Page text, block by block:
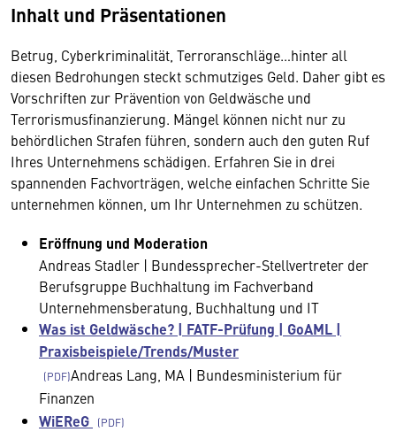
Inhalt und Präsentationen
Betrug, Cyberkriminalität, Terroranschläge…hinter all
diesen Bedrohungen steckt schmutziges Geld. Daher gibt es
Vorschriften zur Prävention von Geldwäsche und
Terrorismusfinanzierung. Mängel können nicht nur zu
behördlichen Strafen führen, sondern auch den guten Ruf
Ihres Unternehmens schädigen. Erfahren Sie in drei
spannenden Fachvorträgen, welche einfachen Schritte Sie
unternehmen können, um Ihr Unternehmen zu schützen.
Eröffnung und Moderation
Andreas Stadler | Bundessprecher-Stellvertreter der
Berufsgruppe Buchhaltung im Fachverband
Unternehmensberatung, Buchhaltung und IT
Was ist Geldwäsche? | FATF-Prüfung | GoAML |
Praxisbeispiele/Trends/Muster
Andreas Lang, MA | Bundesministerium für
Finanzen
WiEReG
Wir benötigen Ihre Zustimmung